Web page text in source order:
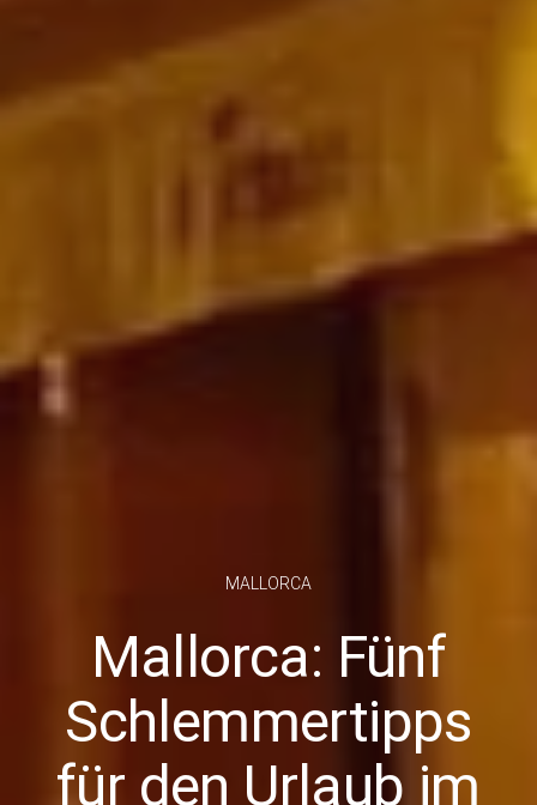
MALLORCA
Mallorca: Fünf
Schlemmertipps
für den Urlaub im